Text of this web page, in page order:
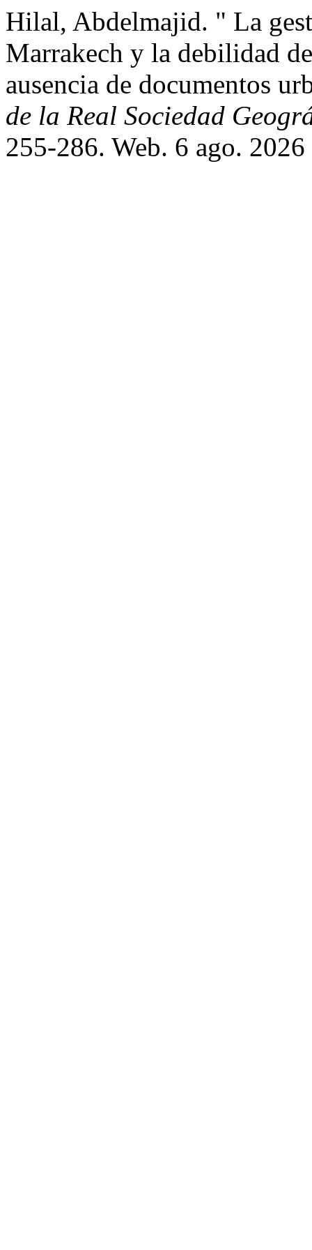
Hilal, Abdelmajid. " La
Marrakech y la debilidad
ausencia de documentos
de la Real Sociedad
255-286. Web. 6 ago. 2026